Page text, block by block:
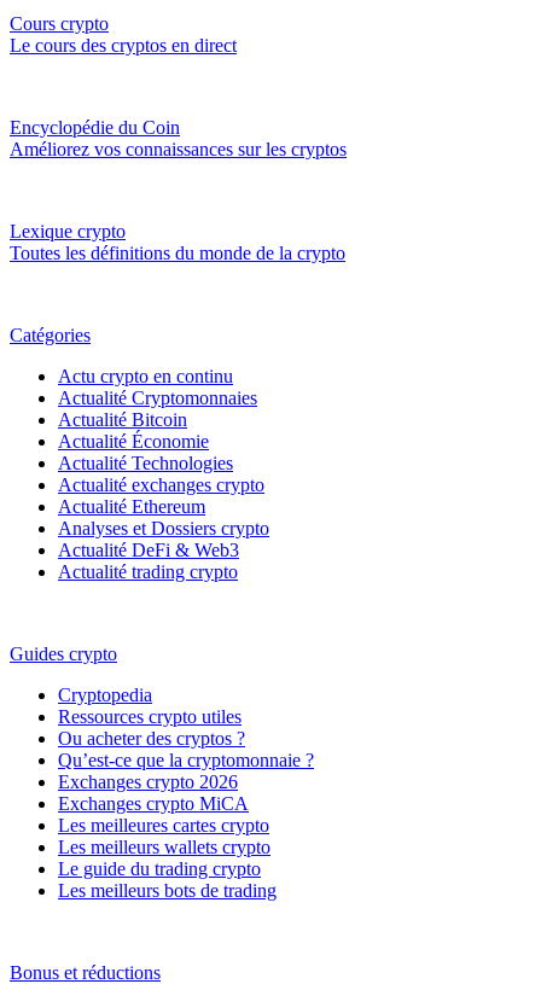
Cours crypto
Le cours des cryptos en direct
Encyclopédie du Coin
Améliorez vos connaissances sur les cryptos
Lexique crypto
Toutes les définitions du monde de la crypto
Catégories
Actu crypto en continu
Actualité Cryptomonnaies
Actualité Bitcoin
Actualité Économie
Actualité Technologies
Actualité exchanges crypto
Actualité Ethereum
Analyses et Dossiers crypto
Actualité DeFi & Web3
Actualité trading crypto
Guides crypto
Cryptopedia
Ressources crypto utiles
Ou acheter des cryptos ?
Qu’est-ce que la cryptomonnaie ?
Exchanges crypto 2026
Exchanges crypto MiCA
Les meilleures cartes crypto
Les meilleurs wallets crypto
Le guide du trading crypto
Les meilleurs bots de trading
Bonus et réductions